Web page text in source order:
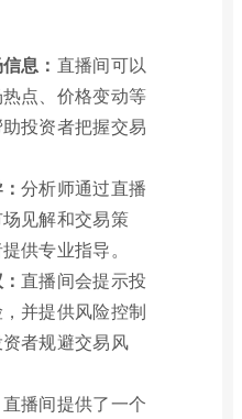
息： 直播间可以
点、价格变动等
投资者把握交易
分析师通过直播
见解和交易策
供专业指导。
直播间会提示投
并提供风险控制
者规避交易风
直播间提供了一个